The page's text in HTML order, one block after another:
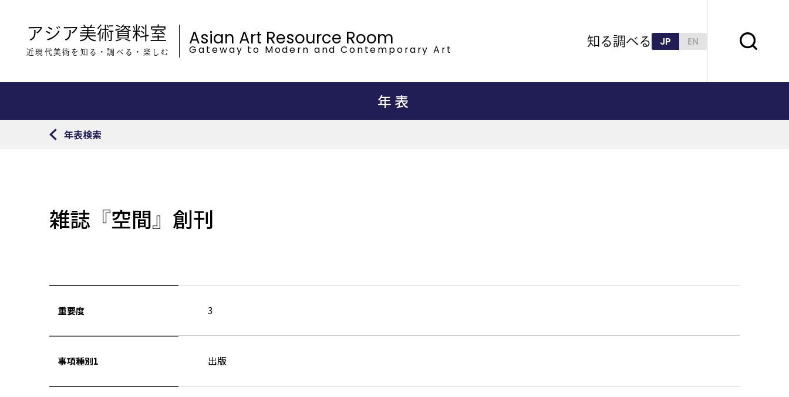
アジア美術資料室
近現代美術を知る・調べる・楽しむ
Asian Art Resource Room
Gateway to Modern and Contemporary Art
知る調べる JP EN
年表
年表検索
雑誌『空間』創刊
重要度 3
事項種別1 出版